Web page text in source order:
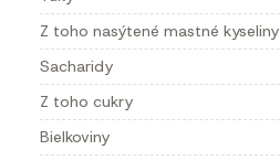
Z toho nasýtené mastné kyseliny
Sacharidy
Z toho cukry
Bielkoviny